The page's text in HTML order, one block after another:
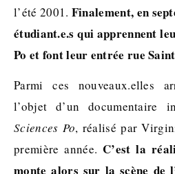
l’été 2001. Finalement, en
étudiant.e.s qui apprennent
Po et font leur entrée rue
Parmi ces nouveaux.elles
l’objet d’un documentaire
Sciences Po, réalisé par
première année.C’est la
monte alors sur la scène de